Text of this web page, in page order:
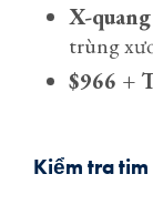
X-
trùng
$966 +
Kiểm tra